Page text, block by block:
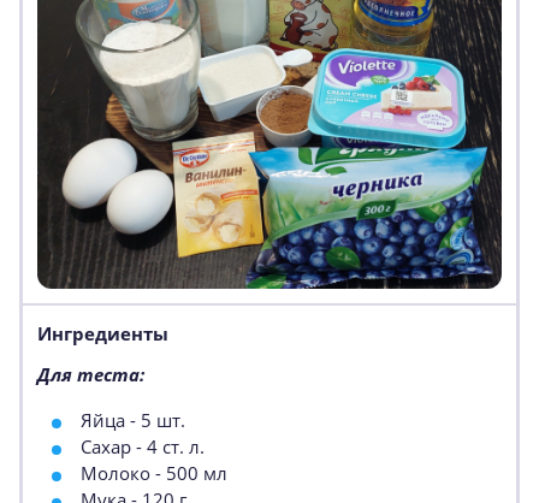
Ингредиенты
Для теста:
Яйца - 5 шт.
Сахар - 4 ст. л.
Молоко - 500 мл